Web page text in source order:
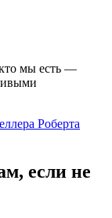
мы есть —
Роберта
если не